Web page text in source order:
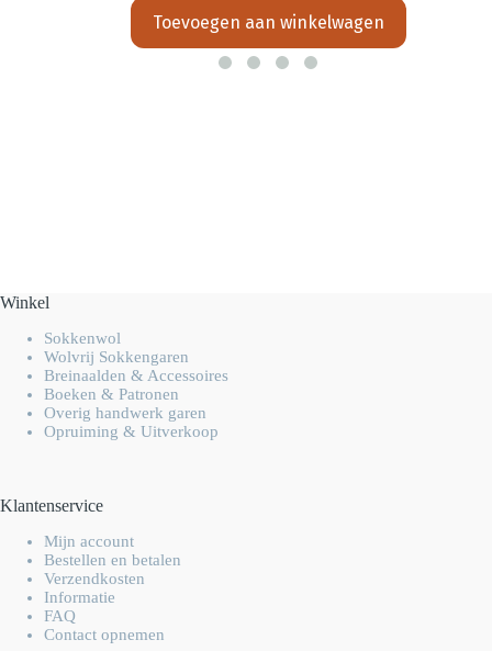
Toevoegen aan winkelwagen
Winkel
Sokkenwol
Wolvrij Sokkengaren
Breinaalden & Accessoires
Boeken & Patronen
Overig handwerk garen
Opruiming & Uitverkoop
Klantenservice
Mijn account
Bestellen en betalen
Verzendkosten
Informatie
FAQ
Contact opnemen